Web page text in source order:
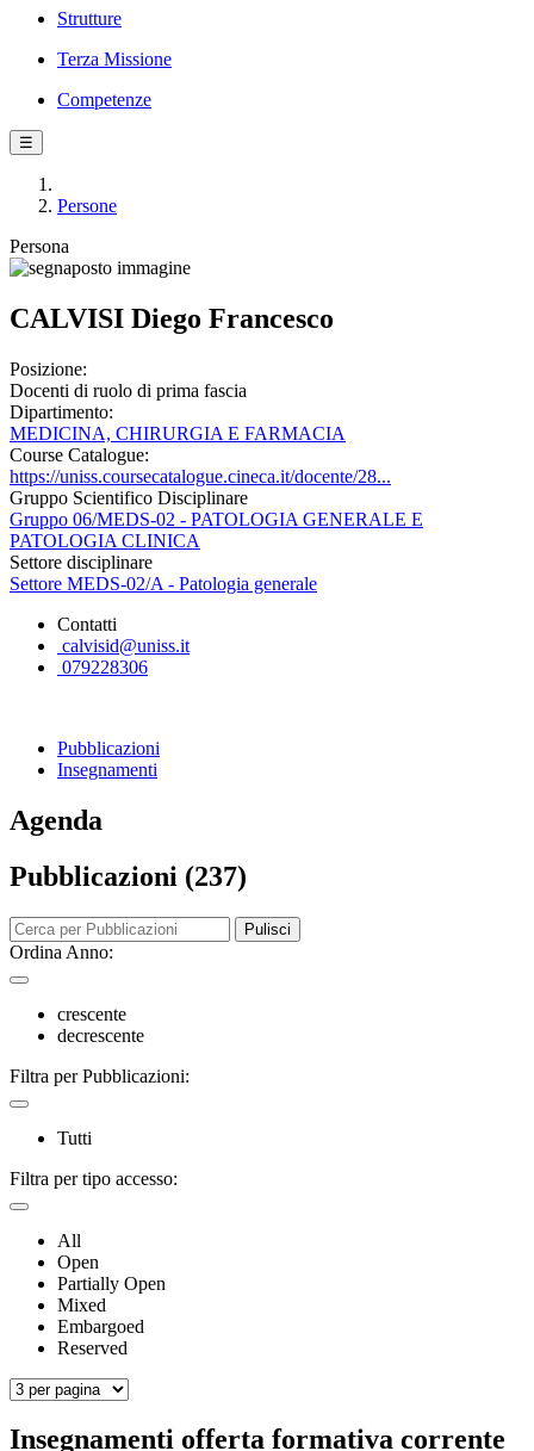
Strutture
Terza Missione
Competenze
☰
Persone
Persona
CALVISI Diego Francesco
Posizione:
Docenti di ruolo di prima fascia
Dipartimento:
MEDICINA, CHIRURGIA E FARMACIA
Course Catalogue:
https://uniss.coursecatalogue.cineca.it/docente/28...
Gruppo Scientifico Disciplinare
Gruppo 06/MEDS-02 - PATOLOGIA GENERALE E
PATOLOGIA CLINICA
Settore disciplinare
Settore MEDS-02/A - Patologia generale
Contatti
calvisid@uniss.it
079228306
Pubblicazioni
Insegnamenti
Agenda
Pubblicazioni (237)
Pulisci
Ordina Anno:
crescente
decrescente
Filtra per Pubblicazioni:
Tutti
Filtra per tipo accesso:
All
Open
Partially Open
Mixed
Embargoed
Reserved
Insegnamenti offerta formativa corrente